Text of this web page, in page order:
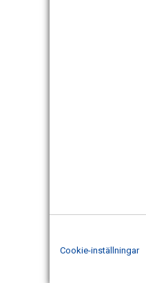
Cookie-inställningar